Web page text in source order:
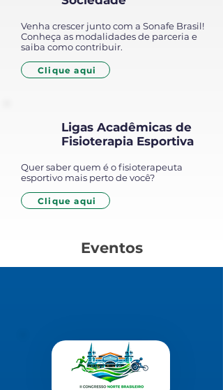
Venha crescer junto com a Sonafe Brasil!
Conheça as modalidades de parceria e
saiba como contribuir.
Clique aqui
Ligas Acadêmicas de
Fisioterapia Esportiva
Quer saber quem é o fisioterapeuta
esportivo mais perto de você?
Clique aqui
Eventos